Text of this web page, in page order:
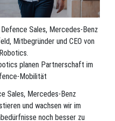
Sales, Mercedes-Benz
Mitbegründer und CEO von
planen Partnerschaft im
Mobilität
Sales, Mercedes-Benz
und wachsen wir im
noch besser zu